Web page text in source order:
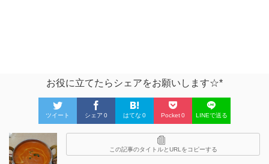
お役に立てたらシェアをお願いします☆*
ツイート シェア 0 はてな 0 Pocket0 LINEで送る
この記事のタイトルとURLをコピーする